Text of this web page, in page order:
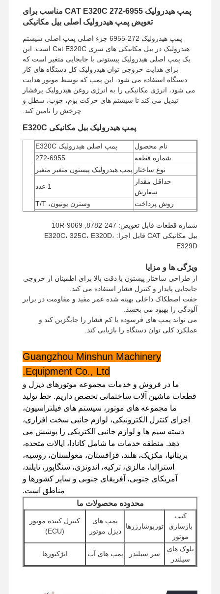
خانه محصولات
نمایش واقعیت
درباره ما
پمپ هیدرولیک CAT E320C 272-6955 مناسب برای
تعویض پمپ هیدرولیک اصلی بیل مکانیکی
پمپ هیدرولیک 272-6955 جزء اصلی پمپ اصلی سیستم
هیدرولیک در بیل مکانیکی های سری Cat E320C است. این
یک پمپ اصلی هیدرولیک پیستونی با جابجایی متغیر است که
برای هدایت خروجی توان هیدرولیک کل دستگاه های کار
دستگاه استفاده می شود. این پمپ که توسط موتور هدایت
می شود، انرژی مکانیکی را به انرژی روغن هیدرولیک پرفشار
تبدیل می کند تا سیستم های حرکت بوم، چوب، سطل و
چرخش را تامین کند.
پمپ هیدرولیک بیل مکانیکی E320C
نام محصول
پمپ اصلی هیدرولیک E320C
شماره قطعه
272-6955
نوع ساختار پمپ هیدرولیک پیستون متغیر متغیر
حداقل مقدار
سفارش
1 عدد
روش پرداخت
وسترن یونیون، T/T
شماره قطعات قابل تعویض: 247-8782, 10R-9069
بیل مکانیکی CAT قابل اجرا: E320C، 325C، E320D،
E329D
ویژگی ها و مزایا
از طراحی ساختار پیستون با دقت بالا برای اطمینان از خروجی
جابجایی پایدار و کنترل فشار استفاده می کند.
جفت اصطکاک داخلی بهینه شده عمر مفید و مقاومت در برابر
آلودگی را بهبود می بخشد.
می تواند پمپ های فرسوده یا کم فشار را جایگزین کند و
عملکرد کلی توان دستگاه را بازیابی کند.
Guangzhou Minshun Machinery
Equipment Co., Ltd.
ما در فروش و خدمات مجموعه موتورهای دیزل و
قطعات ماشین آلات ساختمانی تخصص داریم. خط تولید
ما مجموعه های موتور، سیستم های فیلتراسیون،
اجزای کنترل الکترونیکی، لوازم جانبی سخت افزاری،
دسته سیم ها و لوازم جانبی الکتریکی را پوشش می
دهد. منطقه خدمات ما شامل کانادا، ایالات متحده،
بریتانیا، مکزیک، هلند، قزاقستان، مغولستان، روسیه،
استرالیا، مالزی، ترکیه، اندونزی، سنگاپور، تایلند،
آمریکای جنوبی، آفریقای جنوبی و سایر کشورها و
مناطق است.
محدوده محصولات ما
کیت
بازسازی
موتور
توربوشارژرها
پمپ های
دیزل موتور
کنترل کننده موتور
(ECU)
بلوک های
سیلندر
سر سیلندر پمپ های آب انژکتورها